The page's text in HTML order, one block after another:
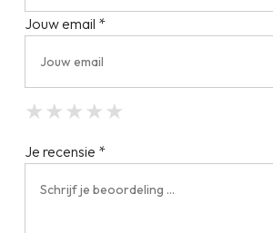
Jouw email *
★
★ ★
★ ★ ★
★ ★ ★ ★
★ ★ ★ ★ ★
Je recensie *